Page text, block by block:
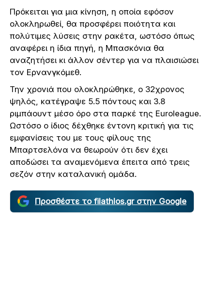
Πρόκειται για μια κίνηση, η οποία εφόσον
ολοκληρωθεί, θα προσφέρει ποιότητα και
πολύτιμες λύσεις στην ρακέτα, ωστόσο όπως
αναφέρει η ίδια πηγή, η Μπασκόνια θα
αναζητήσει κι άλλον σέντερ για να πλαισιώσει
τον Ερνανγκόμεθ.
Την χρονιά που ολοκληρώθηκε, ο 32χρονος
ψηλός, κατέγραψε 5.5 πόντους και 3.8
ριμπάουντ μέσο όρο στα παρκέ της Euroleague.
Ωστόσο ο ίδιος δέχθηκε έντονη κριτική για τις
εμφανίσεις του με τους φίλους της
Μπαρτσελόνα να θεωρούν ότι δεν έχει
αποδώσει τα αναμενόμενα έπειτα από τρεις
σεζόν στην καταλανική ομάδα.
Προσθέστε το filathlos.gr στην Google